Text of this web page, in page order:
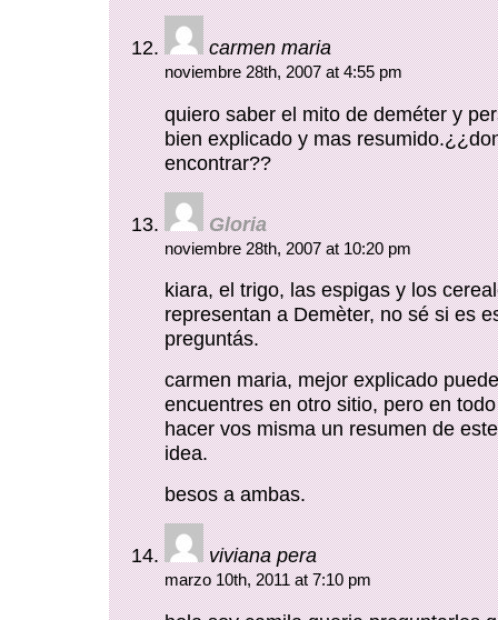
carmen maria
noviembre 28th, 2007 at 4:55 pm
quiero saber el mito de deméter y
bien explicado y mas
encontrar??
Gloria
noviembre 28th, 2007 at 10:20 pm
kiara, el trigo, las espigas y los
representan a Demèter, no sé si es
preguntás.
carmen maria, mejor explicado
encuentres en otro sitio, pero en
hacer vos misma un resumen de
idea.
besos a ambas.
viviana pera
marzo 10th, 2011 at 7:10 pm